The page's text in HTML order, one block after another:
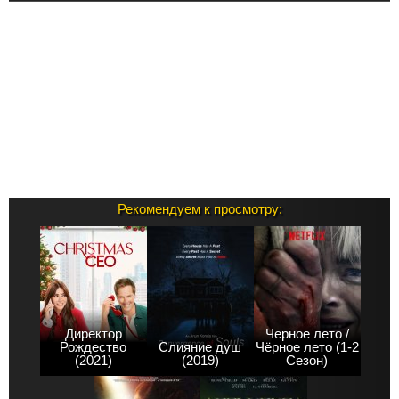
Рекомендуем к просмотру:
Директор
Рождество
(2021)
Слияние душ
(2019)
Черное лето /
Чёрное лето (1-2
Сезон)